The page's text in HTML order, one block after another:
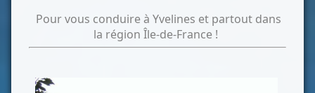
Pour vous conduire à Yvelines et partout dans
la région Île-de-France !